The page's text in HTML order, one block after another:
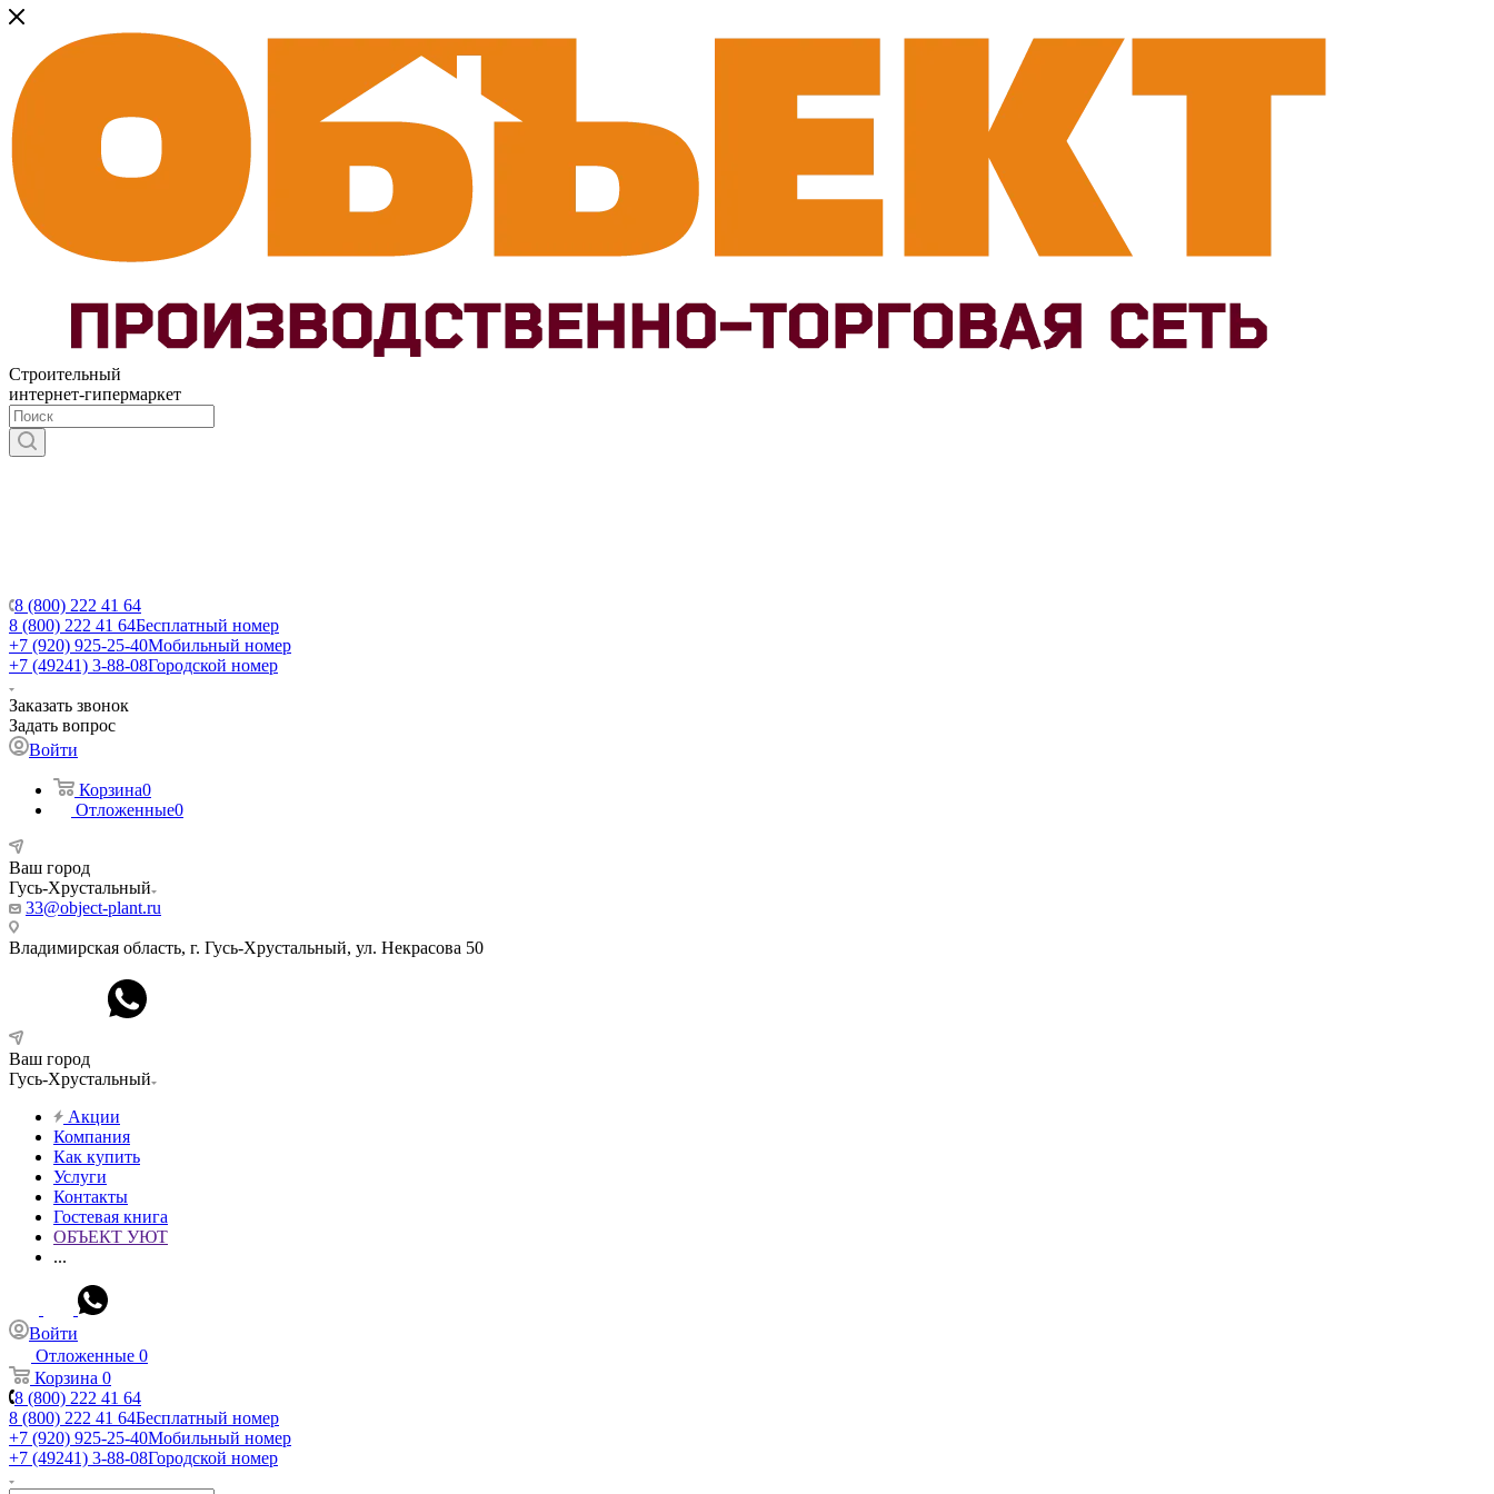
Строительный
интернет-гипермаркет
8 (800) 222 41 64
8 (800) 222 41 64Бесплатный номер
+7 (920) 925-25-40Мобильный номер
+7 (49241) 3-88-08Городской номер
Заказать звонок
Задать вопрос
Войти
Корзина0
Отложенные0
Ваш город
Гусь-Хрустальный
33@object-plant.ru
Владимирская область, г. Гусь-Хрустальный, ул. Некрасова 50
Ваш город
Гусь-Хрустальный
Акции
Компания
Как купить
Услуги
Контакты
Гостевая книга
ОБЪЕКТ УЮТ
...
Войти
Отложенные 0
Корзина 0
8 (800) 222 41 64
8 (800) 222 41 64Бесплатный номер
+7 (920) 925-25-40Мобильный номер
+7 (49241) 3-88-08Городской номер